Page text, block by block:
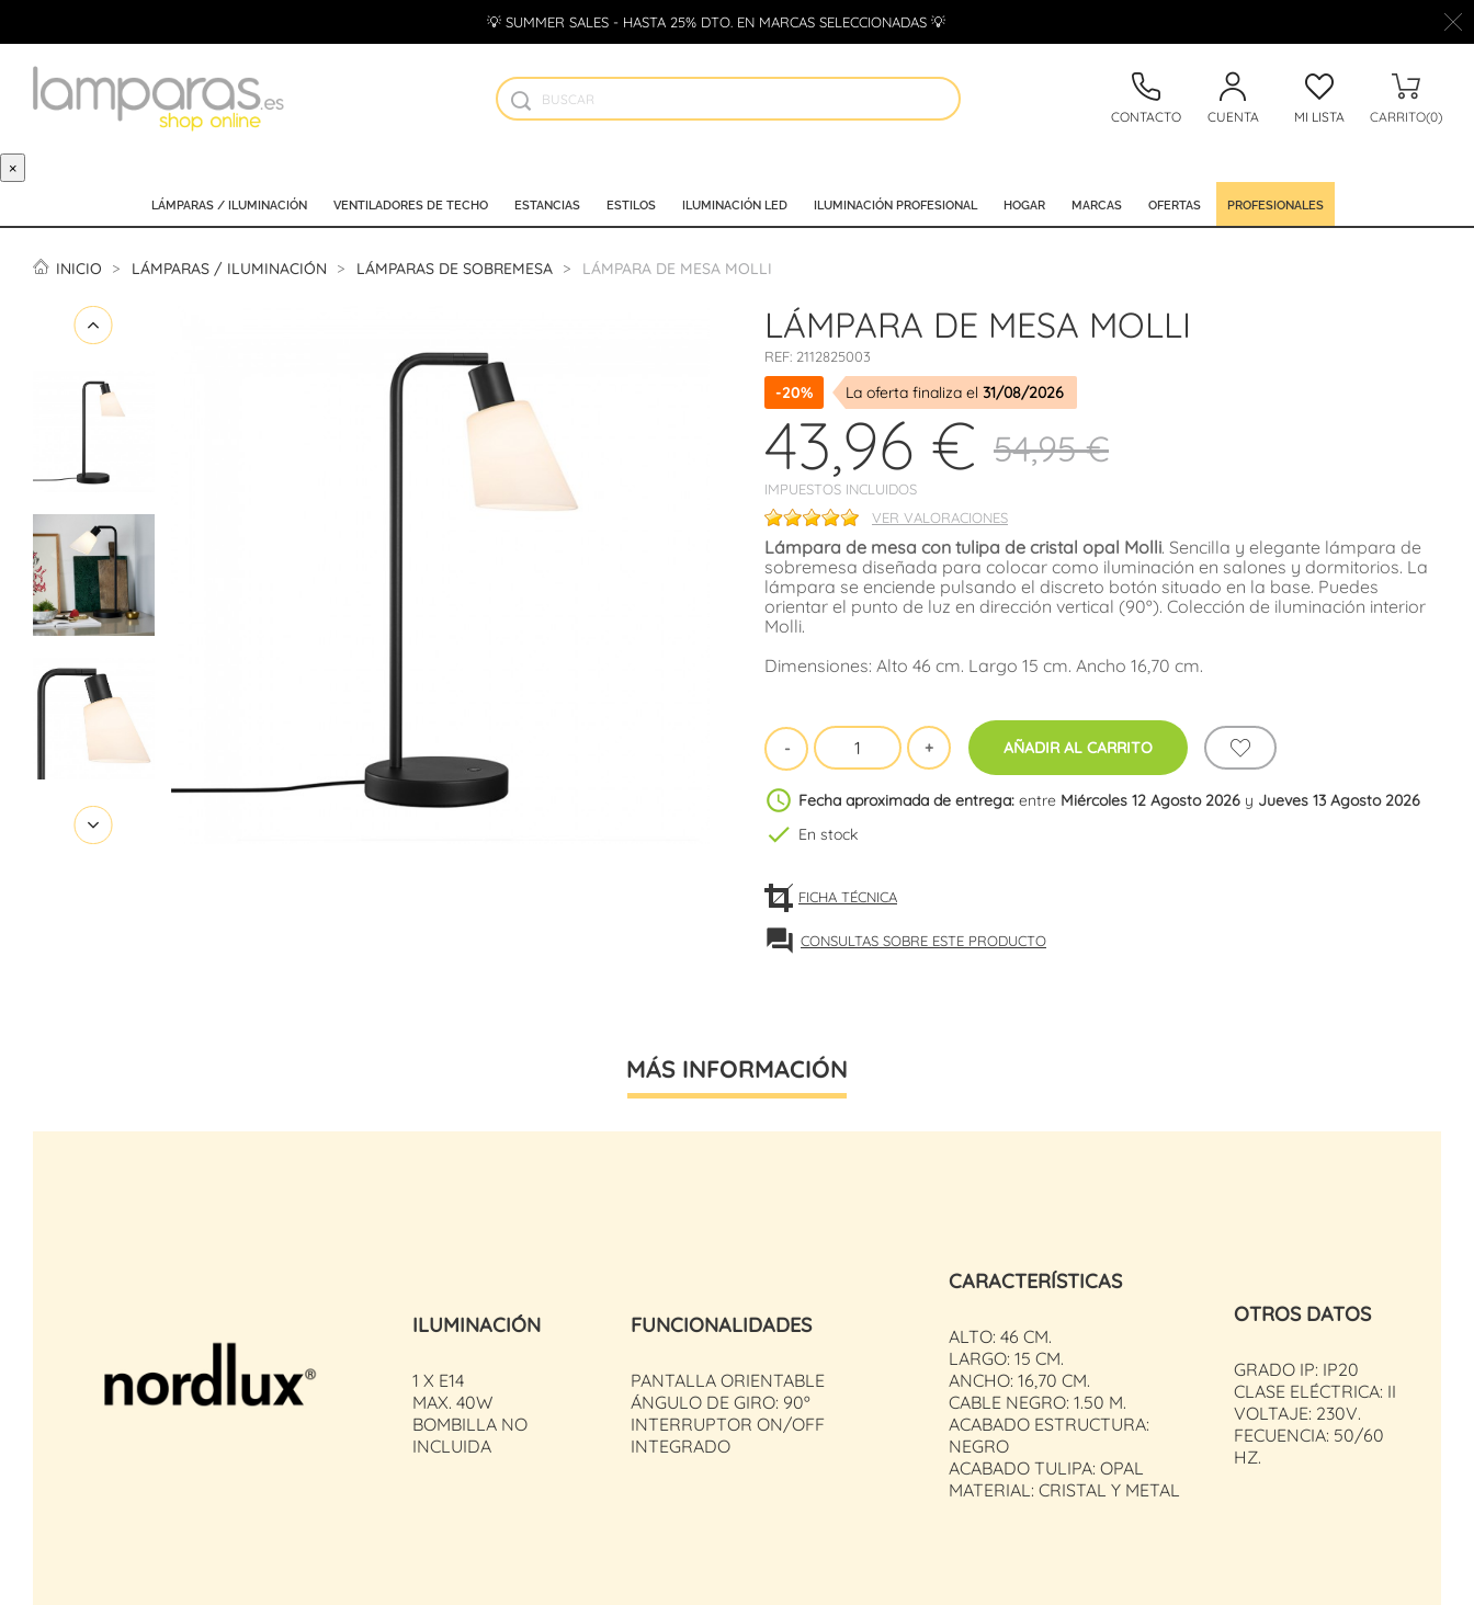
💡 SUMMER SALES - HASTA 25% DTO. EN MARCAS SELECCIONADAS 💡
CONTACTO CUENTA MI LISTA CARRITO(0)
×
LÁMPARAS / ILUMINACIÓN VENTILADORES DE TECHO ESTANCIAS ESTILOS ILUMINACIÓN LED ILUMINACIÓN PROFESIONAL HOGAR MARCAS OFERTAS PROFESIONALES
INICIO LÁMPARAS / ILUMINACIÓN LÁMPARAS DE SOBREMESA LÁMPARA DE MESA MOLLI
LÁMPARA DE MESA MOLLI
REF: 2112825003
-20% La oferta finaliza el 31/08/2026
43,96 €
IMPUESTOS INCLUIDOS
54,95 €
VER VALORACIONES
Lámpara de mesa con tulipa de cristal opal Molli. Sencilla y elegante lámpara de
sobremesa diseñada para colocar como iluminación en salones y dormitorios. La
lámpara se enciende pulsando el discreto botón situado en la base. Puedes
orientar el punto de luz en dirección vertical (90º). Colección de iluminación interior
Molli.
Dimensiones: Alto 46 cm. Largo 15 cm. Ancho 16,70 cm.
AÑADIR AL CARRITO
schedule Fecha aproximada de entrega: entre Miércoles 12 Agosto 2026 y Jueves 13 Agosto 2026
check En stock
FICHA TÉCNICA
forum CONSULTAS SOBRE ESTE PRODUCTO
MÁS INFORMACIÓN
ILUMINACIÓN
1 X E14
MAX. 40W
BOMBILLA NO
INCLUIDA
FUNCIONALIDADES
PANTALLA ORIENTABLE
ÁNGULO DE GIRO: 90º
INTERRUPTOR ON/OFF
INTEGRADO
CARACTERÍSTICAS
ALTO: 46 CM.
LARGO: 15 CM.
ANCHO: 16,70 CM.
CABLE NEGRO: 1.50 M.
ACABADO ESTRUCTURA:
NEGRO
ACABADO TULIPA: OPAL
MATERIAL: CRISTAL Y METAL
OTROS DATOS
GRADO IP: IP20
CLASE ELÉCTRICA: II
VOLTAJE: 230V.
FECUENCIA: 50/60
HZ.